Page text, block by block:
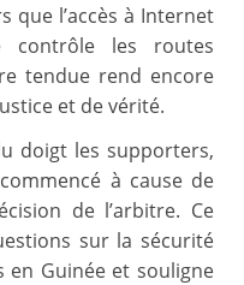
que l’accès à Internet
contrôle les routes
tendue rend encore
et de vérité.
doigt les supporters,
à cause de
de l’arbitre. Ce
sur la sécurité
en Guinée et souligne